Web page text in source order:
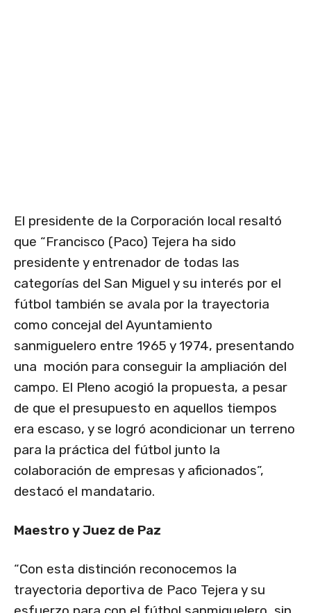
El presidente de la Corporación local resaltó
que “Francisco (Paco) Tejera ha sido
presidente y entrenador de todas las
categorías del San Miguel y su interés por el
fútbol también se avala por la trayectoria
como concejal del Ayuntamiento
sanmiguelero entre 1965 y 1974, presentando
una moción para conseguir la ampliación del
campo. El Pleno acogió la propuesta, a pesar
de que el presupuesto en aquellos tiempos
era escaso, y se logró acondicionar un terreno
para la práctica del fútbol junto la
colaboración de empresas y aficionados”,
destacó el mandatario.
Maestro y Juez de Paz
“Con esta distinción reconocemos la
trayectoria deportiva de Paco Tejera y su